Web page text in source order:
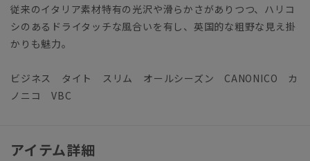
従来のイタリア素材特有の光沢や滑らかさがありつつ、ハリコ
シのあるドライタッチな風合いを有し、英国的な粗野な見え掛
かりも魅力。
ビジネス タイト スリム オールシーズン CANONICO カ
ノニコ VBC
アイテム詳細